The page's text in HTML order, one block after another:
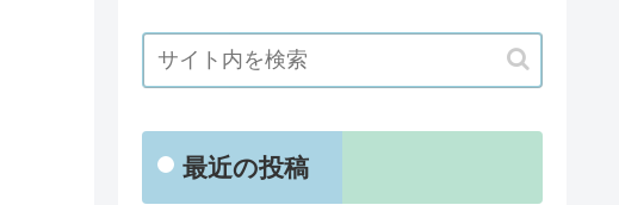
最近の投稿